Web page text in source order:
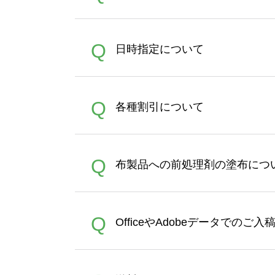
A
ン作成のお手伝いをすること
合は、デザインツールをご利
Q 日時指定について
A
者にご連絡いただき調整をお
Q 各種割引について
A
ポイントとして付与され、次
文時からご利用頂けます。ポ
れば、ランクにカウントがさ
Q 布製品への前処理剤の塗布につ
A
イト以外）のプリントは、濃
品をお届けするため、処理剤
Q OfficeやAdobeデータでのご入